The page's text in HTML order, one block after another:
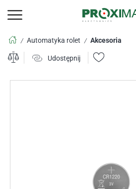
/ Automatyka rolet / Akcesoria
Udostępnij